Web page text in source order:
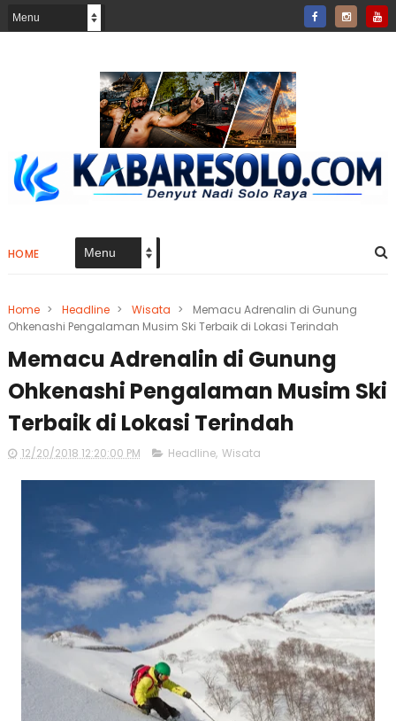
HOME
Home > Headline > Wisata >
Memacu Adrenalin di Gunung
Ohkenashi Pengalaman Musim Ski Terbaik di Lokasi Terindah
Memacu Adrenalin di Gunung
Ohkenashi Pengalaman Musim Ski
Terbaik di Lokasi Terindah
12/20/2018 12:20:00 PM Headline, Wisata